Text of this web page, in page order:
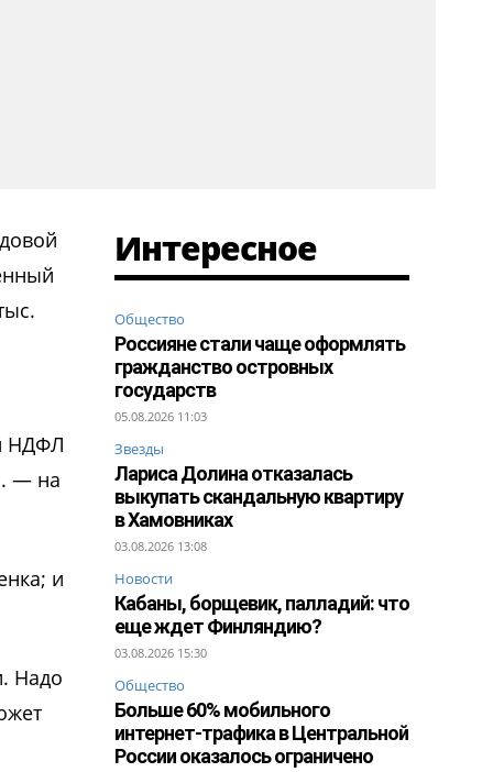
НДФЛ
— на
и
Надо
Интересное
Общество
Россияне стали чаще оформлять
гражданство островных
государств
05.08.2026 11:03
Звезды
Лариса Долина отказалась
выкупать скандальную квартиру
в Хамовниках
03.08.2026 13:08
Новости
Кабаны, борщевик, палладий: что
еще ждет Финляндию?
03.08.2026 15:30
Общество
Больше 60% мобильного
интернет-трафика в Центральной
России оказалось ограничено